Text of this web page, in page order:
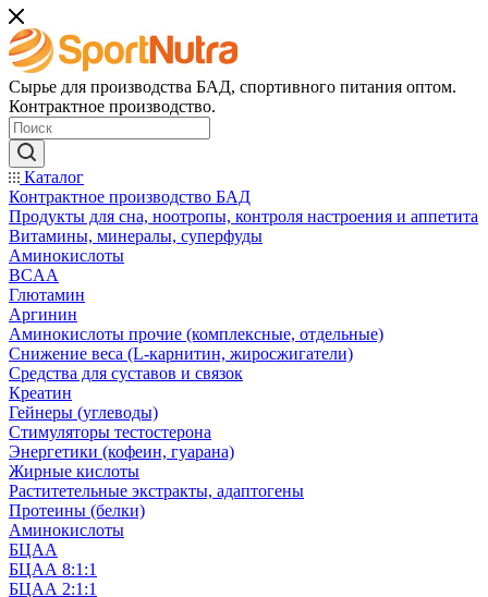
Сырье для производства БАД, спортивного питания оптом.
Контрактное производство.
Каталог
Контрактное производство БАД
Продукты для сна, ноотропы, контроля настроения и аппетита
Витамины, минералы, суперфуды
Аминокислоты
BCAA
Глютамин
Аргинин
Аминокислоты прочие (комплексные, отдельные)
Снижение веса (L-карнитин, жиросжигатели)
Средства для суставов и связок
Креатин
Гейнеры (углеводы)
Стимуляторы тестостерона
Энергетики (кофеин, гуарана)
Жирные кислоты
Раститетельные экстракты, адаптогены
Протеины (белки)
Аминокислоты
БЦАА
БЦАА 8:1:1
БЦАА 2:1:1